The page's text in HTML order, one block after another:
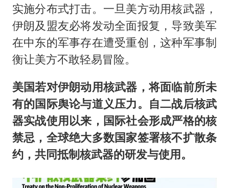
实施分布式打击。一旦美方动用核武器，
伊朗及盟友必将发动全面报复，导致美军
在中东的军事存在遭受重创，这种军事制
衡让美方不敢轻易冒险。
美国若对伊朗动用核武器，将面临前所未
有的国际舆论与道义压力。自二战后核武
器实战使用以来，国际社会形成严格的核
禁忌，全球绝大多数国家签署核不扩散条
约，共同抵制核武器的研发与使用。